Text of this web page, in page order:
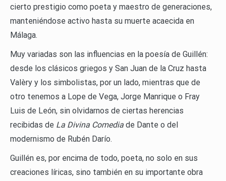
cierto prestigio como poeta y maestro de generaciones,
manteniéndose activo hasta su muerte acaecida en
Málaga.
Muy variadas son las influencias en la poesía de Guillén:
desde los clásicos griegos y San Juan de la Cruz hasta
Valèry y los simbolistas, por un lado, mientras que de
otro tenemos a Lope de Vega, Jorge Manrique o Fray
Luis de León, sin olvidarnos de ciertas herencias
recibidas de La Divina Comedia de Dante o del
modernismo de Rubén Darío.
Guillén es, por encima de todo, poeta, no solo en sus
creaciones líricas, sino también en su importante obra